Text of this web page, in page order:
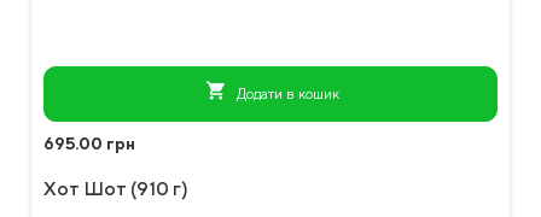
shopping_cart Додати в кошик
695.00 грн
Хот Шот (910 г)